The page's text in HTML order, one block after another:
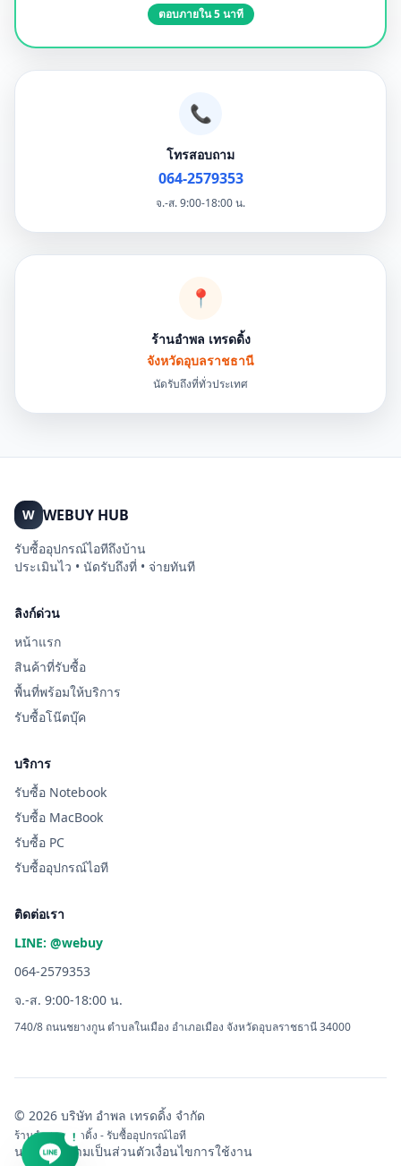
!
ตอบภายใน 5 นาที
📞
โทรสอบถาม
064-2579353
จ.-ส. 9:00-18:00 น.
📍
ร้านอำพล เทรดดิ้ง
จังหวัดอุบลราชธานี
นัดรับถึงที่ทั่วประเทศ
W WEBUY HUB
รับซื้ออุปกรณ์ไอทีถึงบ้าน
ประเมินไว • นัดรับถึงที่ • จ่ายทันที
ลิงก์ด่วน
หน้าแรก
สินค้าที่รับซื้อ
พื้นที่พร้อมให้บริการ
รับซื้อโน๊ตบุ๊ค
บริการ
รับซื้อ Notebook
รับซื้อ MacBook
รับซื้อ PC
รับซื้ออุปกรณ์ไอที
ติดต่อเรา
LINE: @webuy
064-2579353
จ.-ส. 9:00-18:00 น.
740/8 ถนนชยางกูน ตำบลในเมือง อำเภอเมือง จังหวัดอุบลราชธานี 34000
© 2026 บริษัท อำพล เทรดดิ้ง จำกัด
ร้านอำพล เทรดดิ้ง - รับซื้ออุปกรณ์ไอที
นโยบายความเป็นส่วนตัวเงื่อนไขการใช้งาน